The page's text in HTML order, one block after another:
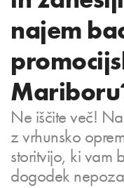
najem
Ne iščite več!
z vrhunsko
storitvijo, ki vam
dogodek